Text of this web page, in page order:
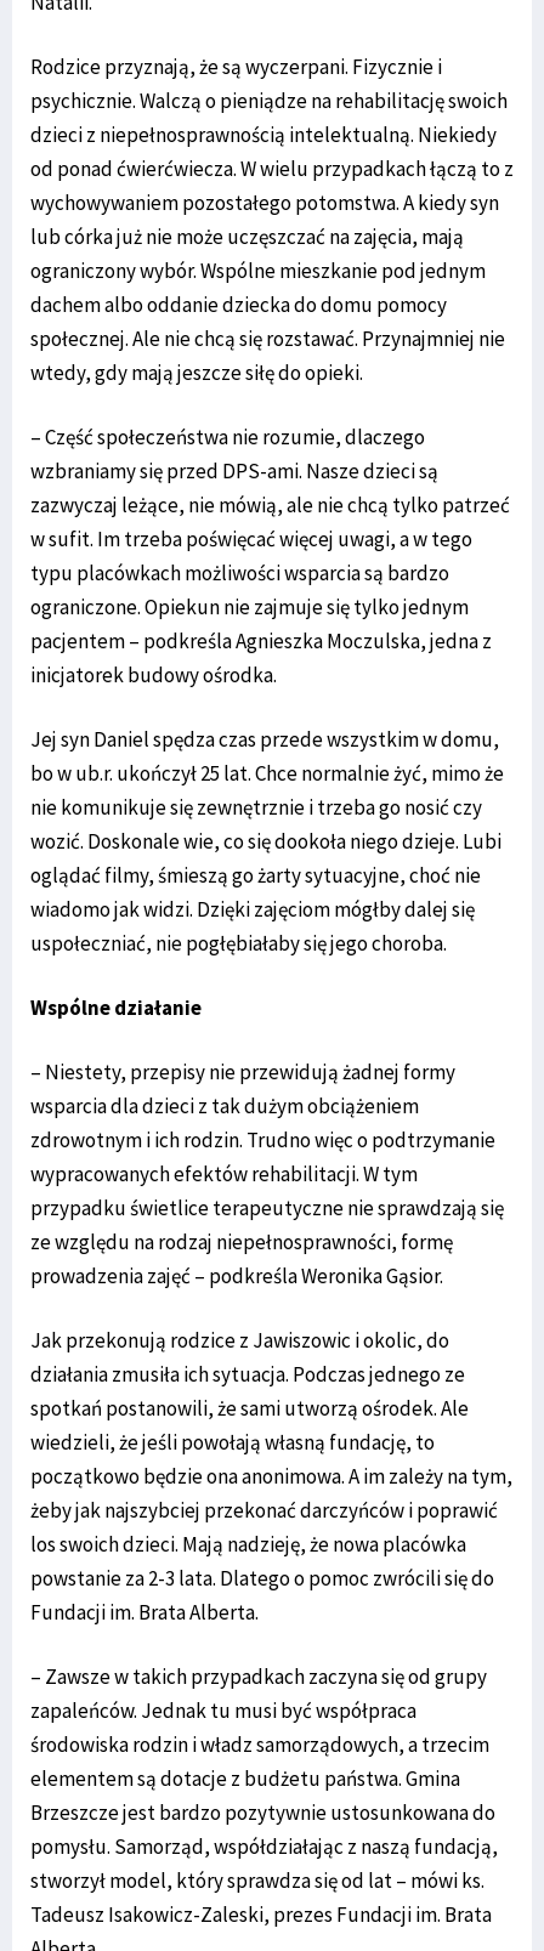
Rodzice przyznają, że są wyczerpani. Fizycznie i
psychicznie. Walczą o pieniądze na rehabilitację swoich
dzieci z niepełnosprawnością intelektualną. Niekiedy
od ponad ćwierćwiecza. W wielu przypadkach łączą to z
wychowywaniem pozostałego potomstwa. A kiedy syn
lub córka już nie może uczęszczać na zajęcia, mają
ograniczony wybór. Wspólne mieszkanie pod jednym
dachem albo oddanie dziecka do domu pomocy
społecznej. Ale nie chcą się rozstawać. Przynajmniej nie
wtedy, gdy mają jeszcze siłę do opieki.
– Część społeczeństwa nie rozumie, dlaczego
wzbraniamy się przed DPS-ami. Nasze dzieci są
zazwyczaj leżące, nie mówią, ale nie chcą tylko patrzeć
w sufit. Im trzeba poświęcać więcej uwagi, a w tego
typu placówkach możliwości wsparcia są bardzo
ograniczone. Opiekun nie zajmuje się tylko jednym
pacjentem – podkreśla Agnieszka Moczulska, jedna z
inicjatorek budowy ośrodka.
Jej syn Daniel spędza czas przede wszystkim w domu,
bo w ub.r. ukończył 25 lat. Chce normalnie żyć, mimo że
nie komunikuje się zewnętrznie i trzeba go nosić czy
wozić. Doskonale wie, co się dookoła niego dzieje. Lubi
oglądać filmy, śmieszą go żarty sytuacyjne, choć nie
wiadomo jak widzi. Dzięki zajęciom mógłby dalej się
uspołeczniać, nie pogłębiałaby się jego choroba.
Wspólne działanie
– Niestety, przepisy nie przewidują żadnej formy
wsparcia dla dzieci z tak dużym obciążeniem
zdrowotnym i ich rodzin. Trudno więc o podtrzymanie
wypracowanych efektów rehabilitacji. W tym
przypadku świetlice terapeutyczne nie sprawdzają się
ze względu na rodzaj niepełnosprawności, formę
prowadzenia zajęć – podkreśla Weronika Gąsior.
Jak przekonują rodzice z Jawiszowic i okolic, do
działania zmusiła ich sytuacja. Podczas jednego ze
spotkań postanowili, że sami utworzą ośrodek. Ale
wiedzieli, że jeśli powołają własną fundację, to
początkowo będzie ona anonimowa. A im zależy na tym,
żeby jak najszybciej przekonać darczyńców i poprawić
los swoich dzieci. Mają nadzieję, że nowa placówka
powstanie za 2-3 lata. Dlatego o pomoc zwrócili się do
Fundacji im. Brata Alberta.
– Zawsze w takich przypadkach zaczyna się od grupy
zapaleńców. Jednak tu musi być współpraca
środowiska rodzin i władz samorządowych, a trzecim
elementem są dotacje z budżetu państwa. Gmina
Brzeszcze jest bardzo pozytywnie ustosunkowana do
pomysłu. Samorząd, współdziałając z naszą fundacją,
stworzył model, który sprawdza się od lat – mówi ks.
Tadeusz Isakowicz-Zaleski, prezes Fundacji im. Brata